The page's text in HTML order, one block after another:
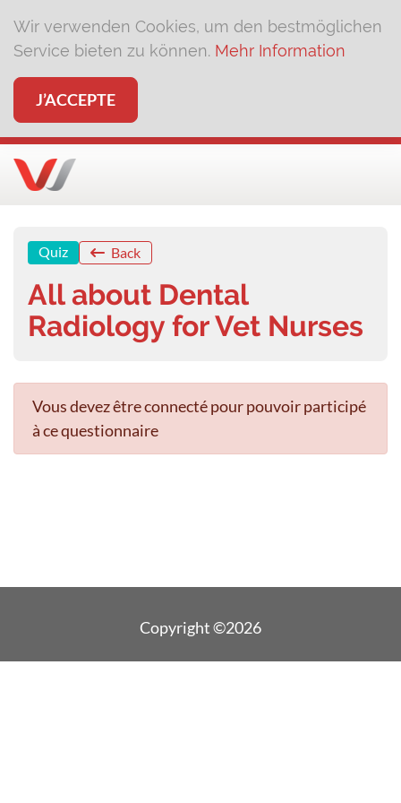
Wir verwenden Cookies, um den bestmöglichen
Service bieten zu können. Mehr Information
J’ACCEPTE
Quiz Back
All about Dental
Radiology for Vet Nurses
Vous devez être connecté pour pouvoir participé
à ce questionnaire
Copyright ©2026